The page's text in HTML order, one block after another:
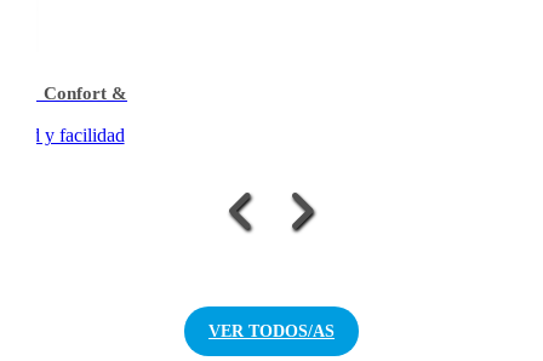
Confort &
y facilidad
VER TODOS/AS